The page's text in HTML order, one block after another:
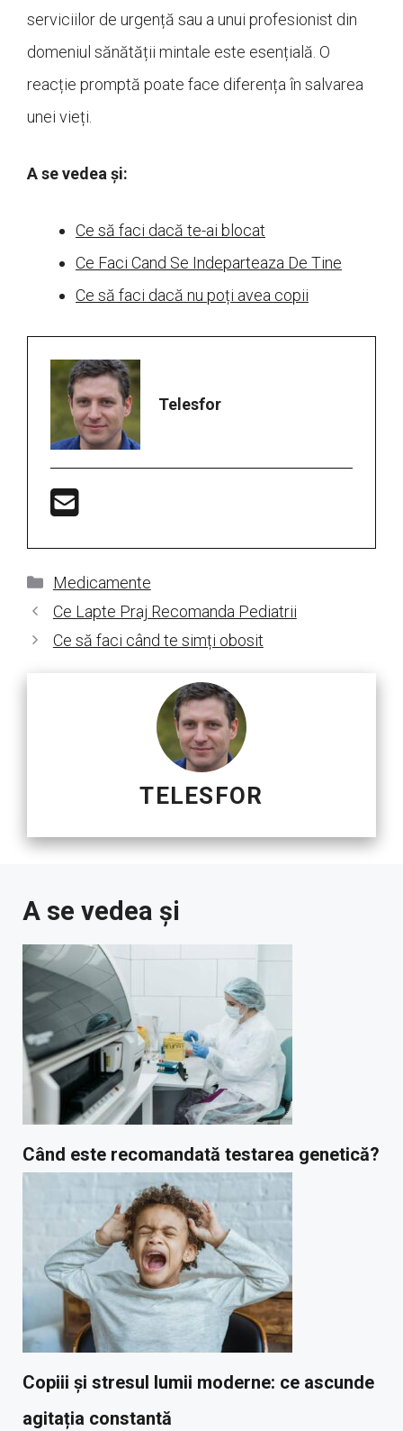
serviciilor de urgență sau a unui profesionist din
domeniul sănătății mintale este esențială. O
reacție promptă poate face diferența în salvarea
unei vieți.
A se vedea și:
Ce să faci dacă te-ai blocat
Ce Faci Cand Se Indeparteaza De Tine
Ce să faci dacă nu poți avea copii
Telesfor
Categorii
Medicamente
Ce Lapte Praj Recomanda Pediatrii
Ce să faci când te simți obosit
TELESFOR
A se vedea și
Când este recomandată testarea genetică?
Copiii și stresul lumii moderne: ce ascunde
agitația constantă